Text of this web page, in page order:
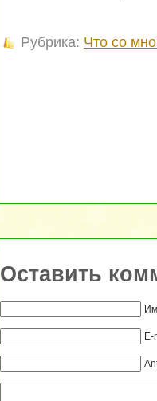
Рубрика: Что со
Оставить
E-